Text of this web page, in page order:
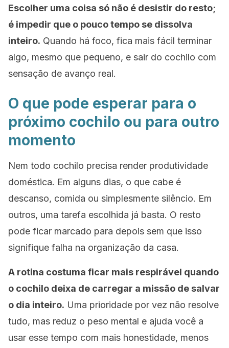
Escolher uma coisa só não é desistir do resto;
é impedir que o pouco tempo se dissolva
inteiro. Quando há foco, fica mais fácil terminar
algo, mesmo que pequeno, e sair do cochilo com
sensação de avanço real.
O que pode esperar para o
próximo cochilo ou para outro
momento
Nem todo cochilo precisa render produtividade
doméstica. Em alguns dias, o que cabe é
descanso, comida ou simplesmente silêncio. Em
outros, uma tarefa escolhida já basta. O resto
pode ficar marcado para depois sem que isso
signifique falha na organização da casa.
A rotina costuma ficar mais respirável quando
o cochilo deixa de carregar a missão de salvar
o dia inteiro. Uma prioridade por vez não resolve
tudo, mas reduz o peso mental e ajuda você a
usar esse tempo com mais honestidade, menos